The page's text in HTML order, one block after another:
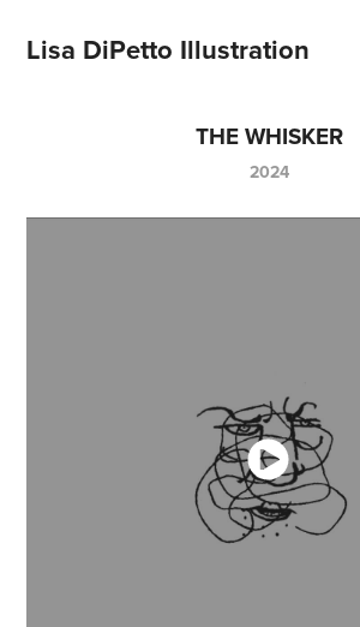
Lisa DiPetto Illustration
THE WHISKER
2024